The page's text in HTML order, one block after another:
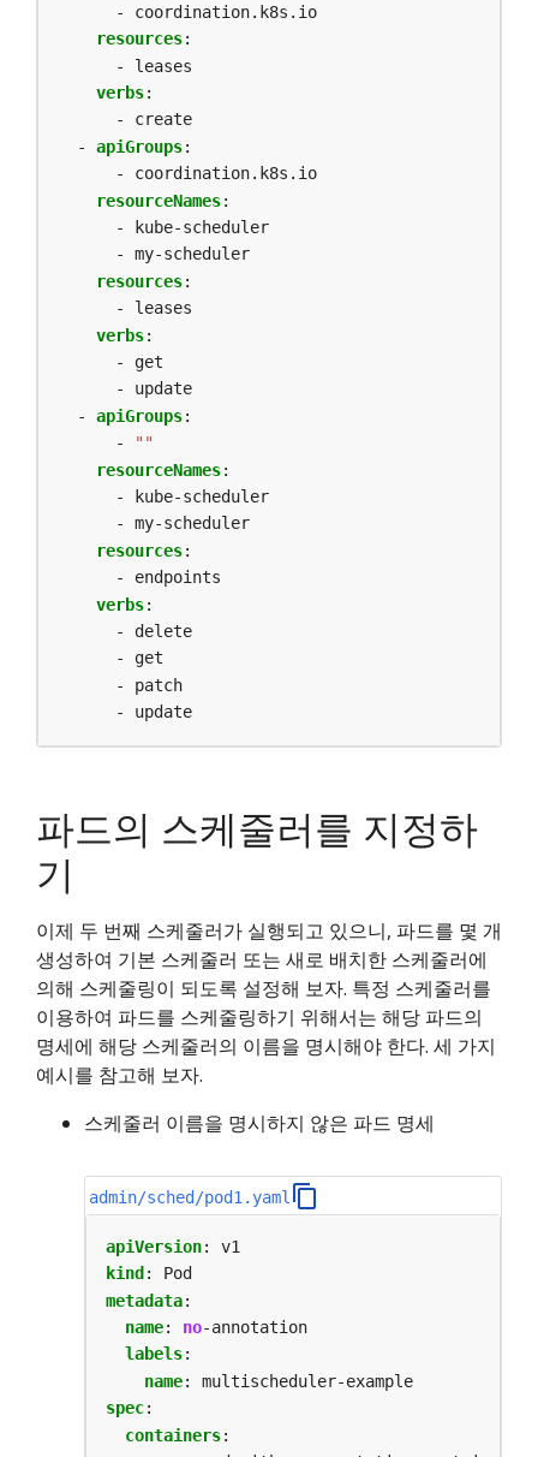
- coordination.k8s.io
resources:
- leases
verbs:
- create
- apiGroups:
- coordination.k8s.io
resourceNames:
- kube-scheduler
- my-scheduler
resources:
- leases
verbs:
- get
- update
- apiGroups:
-
""
resourceNames:
- kube-scheduler
- my-scheduler
resources:
- endpoints
verbs:
- delete
- get
- patch
- update
파드의 스케줄러를 지정하
기
이제 두 번째 스케줄러가 실행되고 있으니, 파드를 몇 개
생성하여 기본 스케줄러 또는 새로 배치한 스케줄러에
의해 스케줄링이 되도록 설정해 보자. 특정 스케줄러를
이용하여 파드를 스케줄링하기 위해서는 해당 파드의
명세에 해당 스케줄러의 이름을 명시해야 한다. 세 가지
예시를 참고해 보자.
스케줄러 이름을 명시하지 않은 파드 명세
admin/sched/pod1.yaml
apiVersion:
v1
kind :
Pod
metadata:
name: no-annotation
labels:
name:
multischeduler-example
spec:
containers: